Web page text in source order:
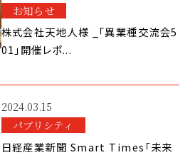
お知らせ
株式会社天地人様 _「異業種交流会5
01」開催レポ...
2024.03.15
パブリシティ
日経産業新聞 Smart Times「未来